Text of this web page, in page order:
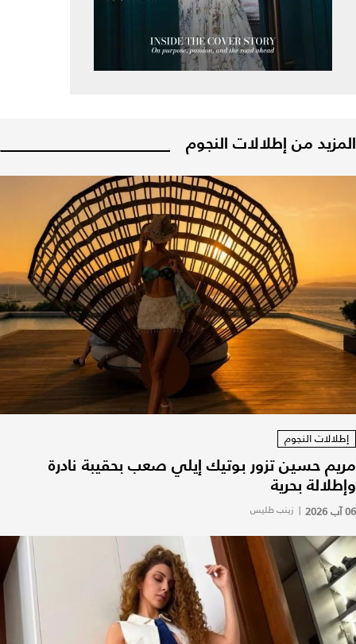
المزيد من إطلالات النجوم
إطلالات النجوم
مريم حسين تزور بوتيك إيلي صعب بحقيبة نادرة
وإطلالة بحرية
06 آب 2026 | زينب طليس